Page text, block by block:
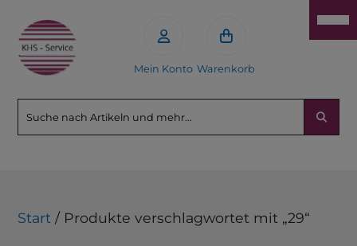
Mein Konto Warenkorb
Start / Produkte verschlagwortet mit „29“